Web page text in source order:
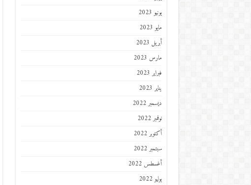
يونيو 2023
مايو 2023
أبريل 2023
مارس 2023
فبراير 2023
يناير 2023
ديسمبر 2022
نوفمبر 2022
أكتوبر 2022
سبتمبر 2022
أغسطس 2022
يوليو 2022